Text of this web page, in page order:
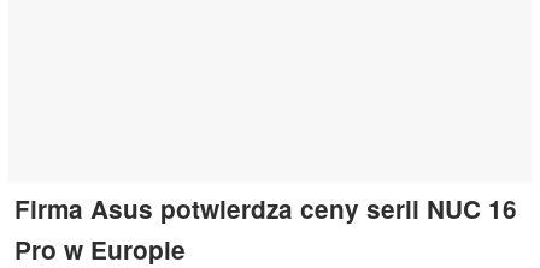
Firma Asus potwierdza ceny serii NUC 16
Pro w Europie